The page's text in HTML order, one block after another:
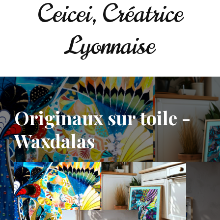
Ceicei, Créatrice
Lyonnaise
Originaux sur toile -
Waxdalas